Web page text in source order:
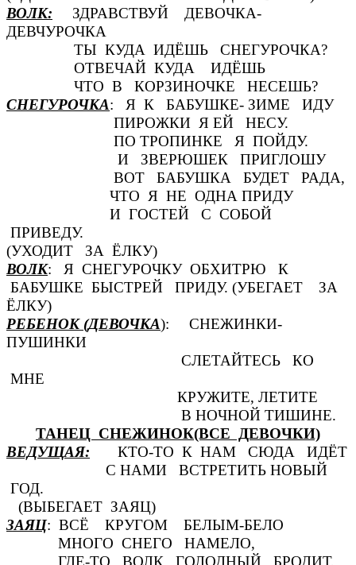
ВОЛК: ЗДРАВСТВУЙ ДЕВОЧКА-
ДЕВЧУРОЧКА
ТЫ КУДА ИДЁШЬ СНЕГУРОЧКА?
ОТВЕЧАЙ КУДА ИДЁШЬ
ЧТО В КОРЗИНОЧКЕ НЕСЕШЬ?
СНЕГУРОЧКА: Я К БАБУШКЕ- ЗИМЕ ИДУ
ПИРОЖКИ Я ЕЙ НЕСУ.
ПО ТРОПИНКЕ Я ПОЙДУ.
И ЗВЕРЮШЕК ПРИГЛОШУ
ВОТ БАБУШКА БУДЕТ РАДА,
ЧТО Я НЕ ОДНА ПРИДУ
И ГОСТЕЙ С СОБОЙ
ПРИВЕДУ.
(УХОДИТ ЗА ЁЛКУ)
ВОЛК: Я СНЕГУРОЧКУ ОБХИТРЮ К
БАБУШКЕ БЫСТРЕЙ ПРИДУ. (УБЕГАЕТ ЗА
ЁЛКУ)
РЕБЕНОК (ДЕВОЧКА): СНЕЖИНКИ-
ПУШИНКИ
СЛЕТАЙТЕСЬ КО
МНЕ
КРУЖИТЕ, ЛЕТИТЕ
В НОЧНОЙ ТИШИНЕ.
ТАНЕЦ СНЕЖИНОК(ВСЕ ДЕВОЧКИ)
ВЕДУЩАЯ: КТО-ТО К НАМ СЮДА ИДЁТ
С НАМИ ВСТРЕТИТЬ НОВЫЙ
ГОД.
(ВЫБЕГАЕТ ЗАЯЦ)
ЗАЯЦ: ВСЁ КРУГОМ БЕЛЫМ-БЕЛО
МНОГО СНЕГО НАМЕЛО,
ГДЕ-ТО ВОЛК ГОЛОДНЫЙ БРОДИТ,